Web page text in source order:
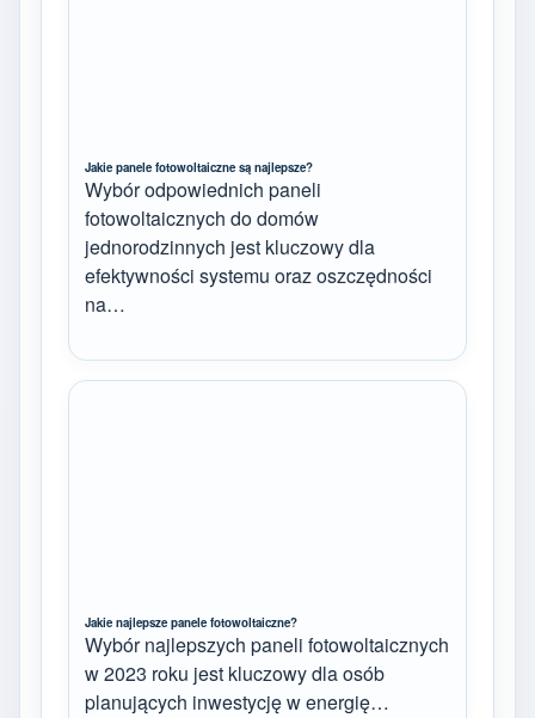
Jakie panele fotowoltaiczne są najlepsze?
Wybór odpowiednich paneli
fotowoltaicznych do domów
jednorodzinnych jest kluczowy dla
efektywności systemu oraz oszczędności
na…
Jakie najlepsze panele fotowoltaiczne?
Wybór najlepszych paneli fotowoltaicznych
w 2023 roku jest kluczowy dla osób
planujących inwestycję w energię…